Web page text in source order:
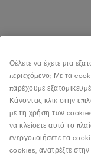
Θέλετε να έχετε μια
περιεχόμενο; Με τα
παρέχουμε
Κάνοντας κλικ στην
με τη χρήση των
να κλείσετε αυτό το
ενεργοποιήσετε τα
cookies, ανατρέξτε στην